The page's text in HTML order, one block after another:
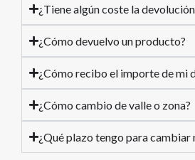
¿Tiene algún coste la
¿Cómo devuelvo un producto?
¿Cómo recibo el importe de mi
¿Cómo cambio de valle o zona?
¿Qué plazo tengo para cambiar